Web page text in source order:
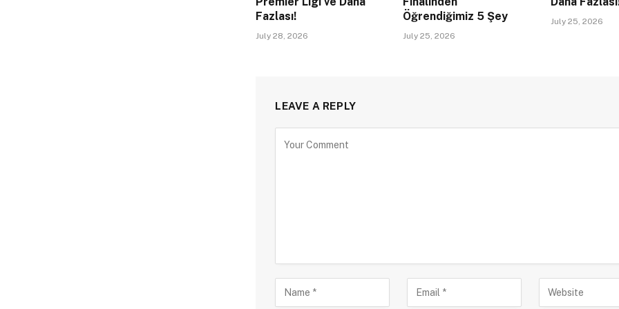
Fazlası!
July 28, 2026
Öğrendiğimiz 5 Şey
July 25, 2026
July 25, 2026
LEAVE A REPLY